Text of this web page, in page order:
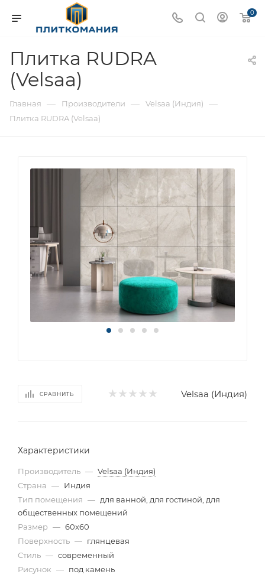
0
Плитка RUDRA
(Velsaa)
Главная — Производители — Velsaa (Индия) —
Плитка RUDRA (Velsaa)
СРАВНИТЬ Velsaa (Индия)
Характеристики
Производитель — Velsaa (Индия)
Страна — Индия
Тип помещения — для ванной, для гостиной, для
общественных помещений
Размер — 60x60
Поверхность — глянцевая
Стиль — современный
Рисунок — под камень